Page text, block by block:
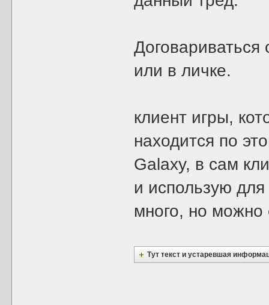
Договариваться
или в личке.
клиент игры,
находится по
Galaxy, в сам
и использую
много, но можно
Тут текст и устаревшая